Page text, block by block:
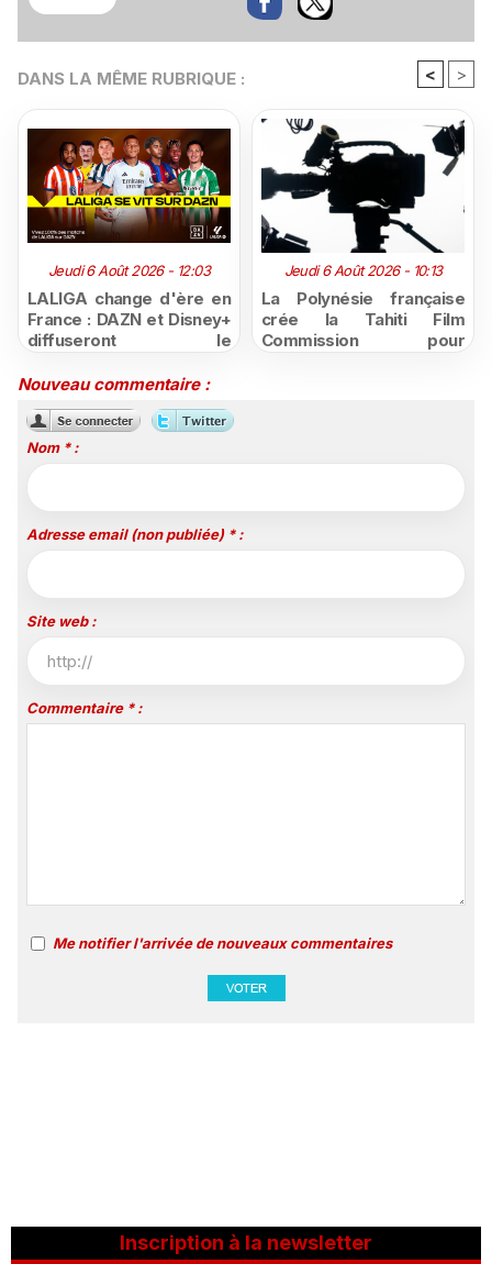
DANS LA MÊME RUBRIQUE : < >
Jeudi 6 Août 2026 - 12:03
LALIGA change d'ère en
France : DAZN et Disney+
diffuseront le
jusqu'en 2029, un revers
Jeudi 6 Août 2026 - 10:13
La Polynésie française
crée la Tahiti Film
Commission pour
Nouveau commentaire :
Nom * :
Adresse email (non publiée) * :
Site web :
Commentaire * :
Me notifier l'arrivée de nouveaux commentaires
Inscription à la newsletter